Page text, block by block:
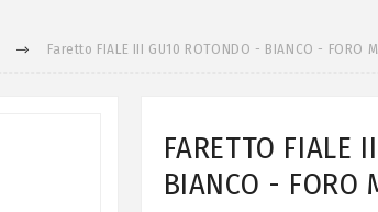
Faretto FIALE III GU10 ROTONDO - BIANCO - FORO
FARETTO FIALE
BIANCO - FORO